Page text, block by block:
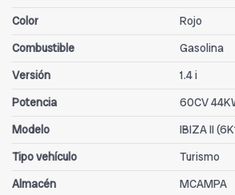
Color
Rojo
Combustible
Gasolina
Versión
1.4 i
Potencia
60CV
Modelo
IBIZA II
Tipo vehículo
Turismo
Almacén
MCAMPA